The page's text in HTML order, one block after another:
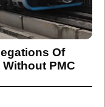
Of
PMC